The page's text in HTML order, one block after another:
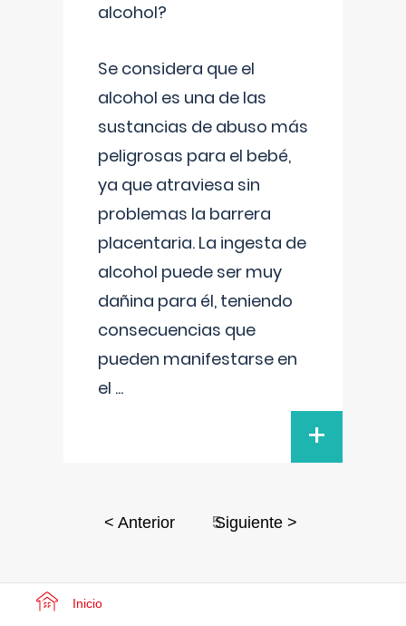
alcohol?
Se considera que el
alcohol es una de las
sustancias de abuso más
peligrosas para el bebé,
ya que atraviesa sin
problemas la barrera
placentaria. La ingesta de
alcohol puede ser muy
dañina para él, teniendo
consecuencias que
pueden manifestarse en
el ...
+
< Anterior 5
Siguiente >
Inicio